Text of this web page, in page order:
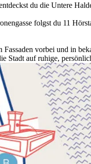
du die Untere
folgst du 11
vorbei und in
Stadt auf ruhige,